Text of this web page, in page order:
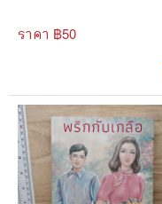
ราคา ฿50